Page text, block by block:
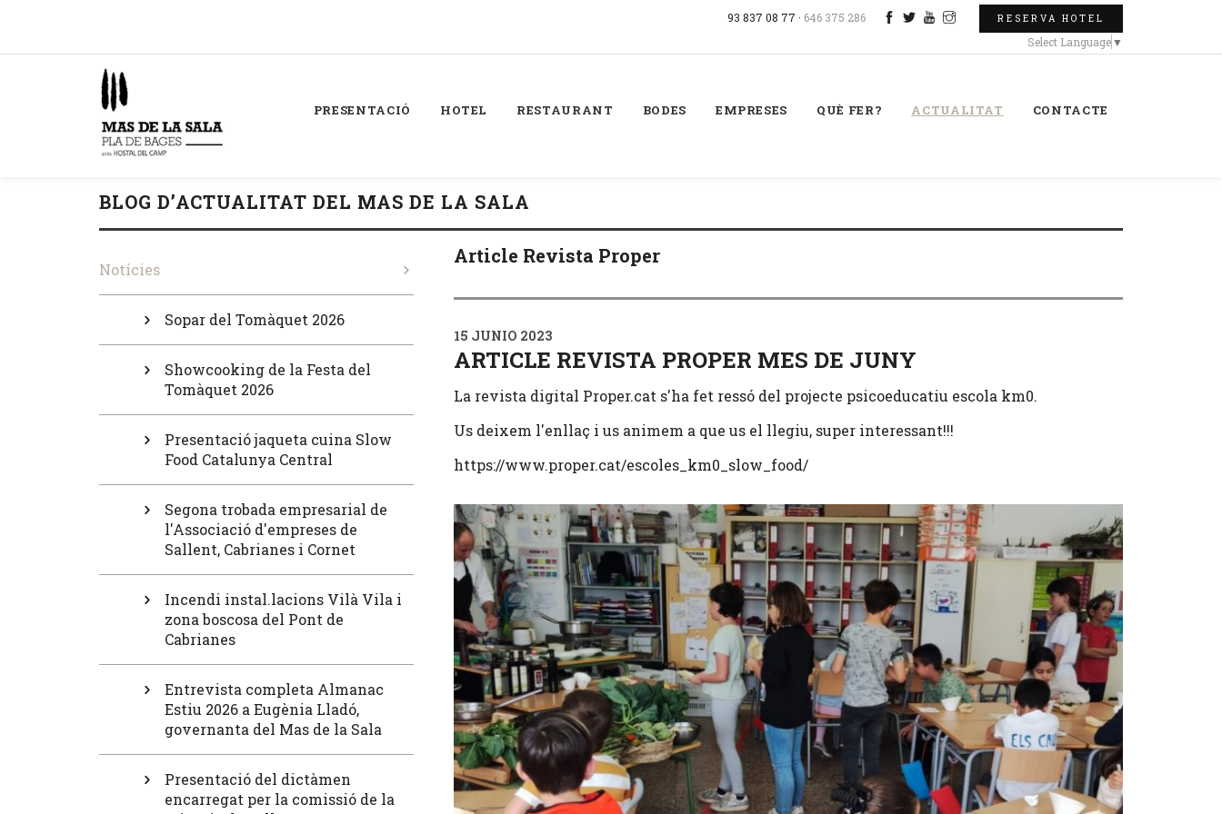
93 837 08 77 · 646 375 286 RESERVA HOTEL
Select Language▼
PRESENTACIÓ HOTEL RESTAURANT BODES EMPRESES QUÈ FER? ACTUALITAT CONTACTE
BLOG D’ACTUALITAT DEL MAS DE LA SALA
Notícies
Sopar del Tomàquet 2026
Showcooking de la Festa del
Tomàquet 2026
Presentació jaqueta cuina Slow
Food Catalunya Central
Segona trobada empresarial de
l'Associació d'empreses de
Sallent, Cabrianes i Cornet
Incendi instal.lacions Vilà Vila i
zona boscosa del Pont de
Cabrianes
Entrevista completa Almanac
Estiu 2026 a Eugènia Lladó,
governanta del Mas de la Sala
Presentació del dictàmen
encarregat per la comissió de la
Article Revista Proper
15 JUNIO 2023
ARTICLE REVISTA PROPER MES DE JUNY
La revista digital Proper.cat s'ha fet ressó del projecte psicoeducatiu escola km0.
Us deixem l'enllaç i us animem a que us el llegiu, super interessant!!!
https://www.proper.cat/escoles_km0_slow_food/